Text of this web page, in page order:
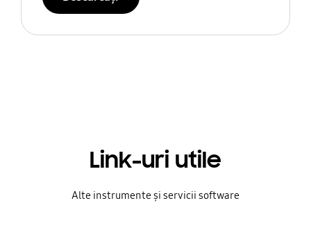
Link-uri utile
Alte instrumente și servicii software